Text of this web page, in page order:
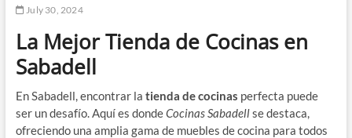
July 30, 2024
La Mejor Tienda de Cocinas en
Sabadell
En Sabadell, encontrar la tienda de cocinas perfecta puede
ser un desafío. Aquí es dondeCocinas Sabadellse destaca,
ofreciendo una amplia gama de muebles de cocina para todos